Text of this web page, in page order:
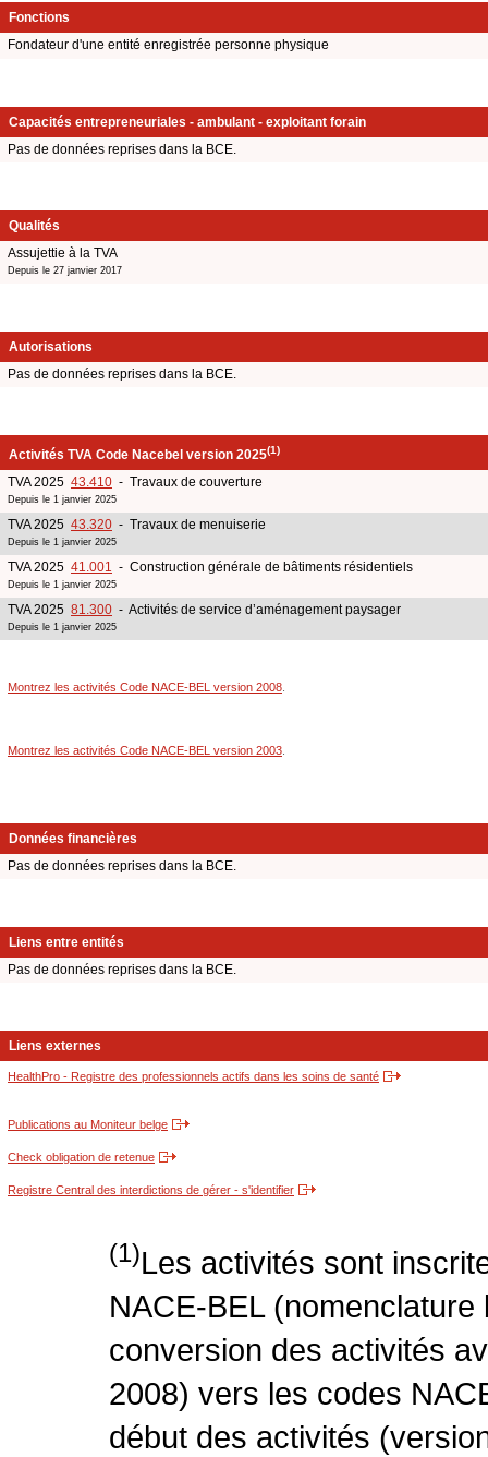
Fonctions
Fondateur d'une entité enregistrée personne physique
Capacités entrepreneuriales - ambulant - exploitant forain
Pas de données reprises dans la BCE.
Qualités
Assujettie à la TVA
Depuis le 27 janvier 2017
Autorisations
Pas de données reprises dans la BCE.
Activités TVA Code Nacebel version 2025(1)
TVA 2025 43.410 - Travaux de couverture
Depuis le 1 janvier 2025
TVA 2025 43.320 - Travaux de menuiserie
Depuis le 1 janvier 2025
TVA 2025 41.001 - Construction générale de bâtiments résidentiels
Depuis le 1 janvier 2025
TVA 2025 81.300 - Activités de service d’aménagement paysager
Depuis le 1 janvier 2025
Montrez les activités Code NACE-BEL version 2008
Montrez les activités Code NACE-BEL version 2003
Données financières
Pas de données reprises dans la BCE.
Liens entre entités
Pas de données reprises dans la BCE.
Liens externes
HealthPro - Registre des professionnels actifs dans les soins de santé
Publications au Moniteur belge
Check obligation de retenue
Registre Central des interdictions de gérer - s'identifier
(1)Les activités sont
NACE-BEL
conversion des activités
2008) vers les codes
début des activités